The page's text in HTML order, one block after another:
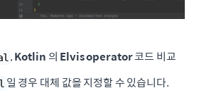
,Kotlin 의 Elvis operator코드 비교
일 경우 대체 값을 지정할 수 있습니다.